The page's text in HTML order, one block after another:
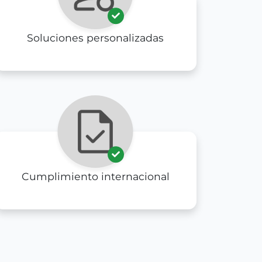
Soluciones personalizadas
Cumplimiento internacional